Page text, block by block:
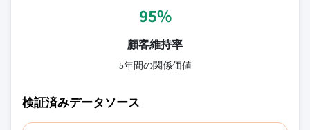
95%
顧客維持率
5年間の関係価値
検証済みデータソース